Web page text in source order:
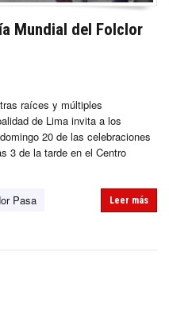
Mundial del Folclor
raíces y múltiples
de Lima invita a los
20 de las celebraciones
3 de la tarde en el Centro
Pasa
Leer más